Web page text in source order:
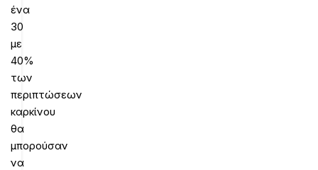
ένα
30
με
40%
των
περιπτώσεων
καρκίνου
θα
μπορούσαν
να